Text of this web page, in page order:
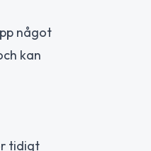
något
kan
tidigt